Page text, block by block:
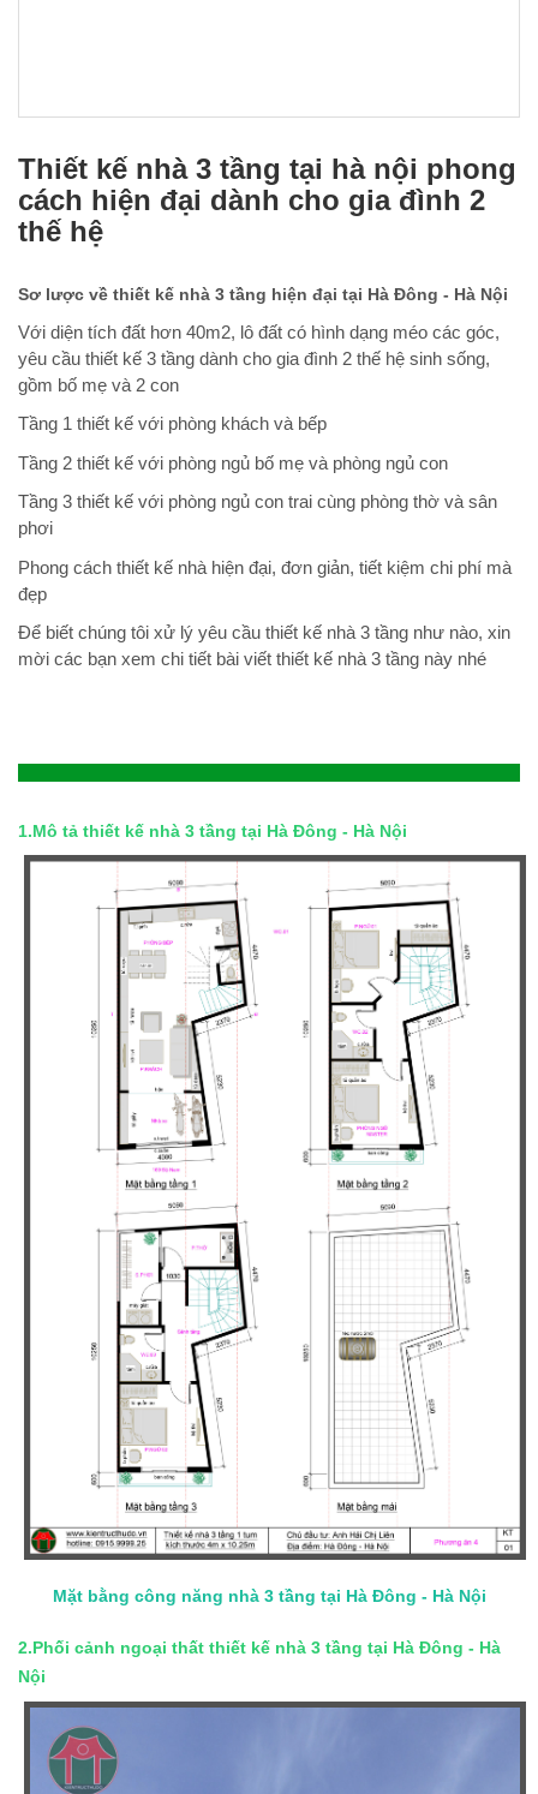
Thiết kế nhà 3 tầng tại hà nội phong
cách hiện đại dành cho gia đình 2
thế hệ
Sơ lược về thiết kế nhà 3 tầng hiện đại tại Hà Đông - Hà Nội
Với diện tích đất hơn 40m2, lô đất có hình dạng méo các góc,
yêu cầu thiết kế 3 tầng dành cho gia đình 2 thế hệ sinh sống,
gồm bố mẹ và 2 con
Tầng 1 thiết kế với phòng khách và bếp
Tầng 2 thiết kế với phòng ngủ bố mẹ và phòng ngủ con
Tầng 3 thiết kế với phòng ngủ con trai cùng phòng thờ và sân
phơi
Phong cách thiết kế nhà hiện đại, đơn giản, tiết kiệm chi phí mà
đẹp
Để biết chúng tôi xử lý yêu cầu thiết kế nhà 3 tầng như nào, xin
mời các bạn xem chi tiết bài viết thiết kế nhà 3 tầng này nhé
1.Mô tả thiết kế nhà 3 tầng tại Hà Đông - Hà Nội
Mặt bằng công năng nhà 3 tầng tại Hà Đông - Hà Nội
2.Phối cảnh ngoại thất thiết kế nhà 3 tầng tại Hà Đông - Hà
Nội